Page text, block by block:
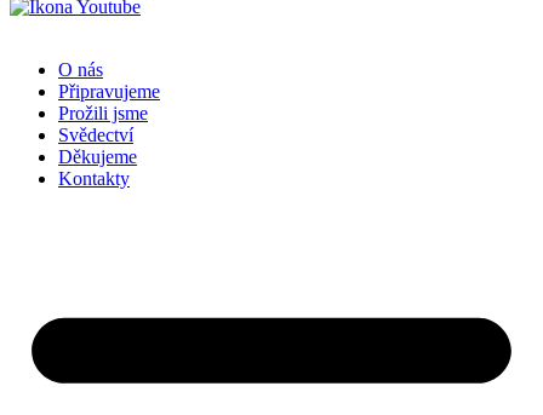
O nás
Připravujeme
Prožili jsme
Svědectví
Děkujeme
Kontakty